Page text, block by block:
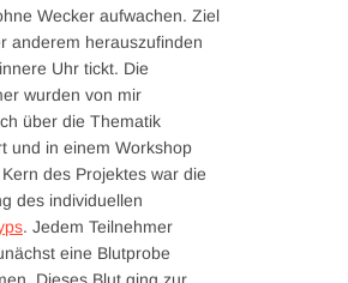
Wecker aufwachen. Ziel
anderem herauszufinden
Uhr tickt. Die
wurden von mir
über die Thematik
und in einem Workshop
des Projektes war die
des individuellen
. Jedem Teilnehmer
eine Blutprobe